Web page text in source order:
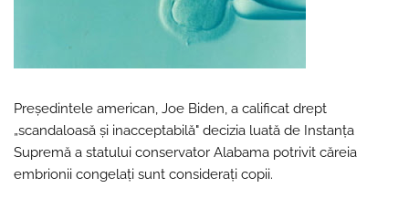
Preşedintele american, Joe Biden, a calificat drept
„scandaloasă și inacceptabilă" decizia luată de Instanța
Supremă a statului conservator Alabama potrivit căreia
embrionii congelaţi sunt considerați copii.